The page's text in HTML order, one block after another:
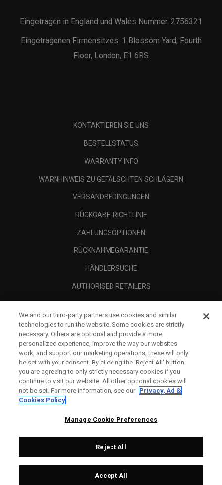
Eingetragen in England und Wales Nummer: 2756321
Eingetragenen Firmensitzes: 1 Blossom Yard, Fourth
Floor, London, E1 6RS
KONTAKTIEREN SIE UNS
BESTELLSTATUS
WARRANTY INFO
WARNHINWEIS ZU GEFÄLSCHTEN SCHLÄGERN
VERSANDBEDINGUNGEN
RÜCKGABE-RICHTLINIE
ZAHLUNGSOPTIONEN
RÜCKNAHMEGARANTIE
HÄNDLERSUCHE
AUTHORISED RETAILERS
UNTERNEHMENSPROFIL
RECHTLICHES-
Topgolf Callaway Brands.
All rights reserved.
We and our third-party partners use cookies and similar
technologies to run the website. Some cookies are strictly
necessary. Others are optional and provide a more
personalized experience, improve the way our websites
work, and support our marketing operations; these will only
be set with your consent. By clicking the ‘Reject All' button
you are agreeing to only strictly necessary cookies if you
continue to visit our website. All other optional cookies will
not be set. For more information, see our Privacy, Ad &
Cookies Policy
Manage Cookie Preferences
Reject All
Accept All